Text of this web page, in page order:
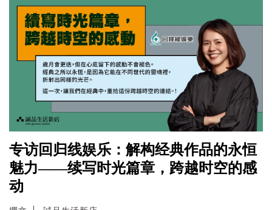
专访回归线娱乐：解构经典作品的永恒
魅力——续写时光篇章，跨越时空的感
动